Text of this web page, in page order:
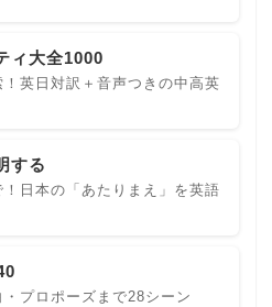
ィ大全1000
英日対訳＋音声つきの中高英
する
日本の「あたりまえ」を英語
・プロポーズまで28シーン